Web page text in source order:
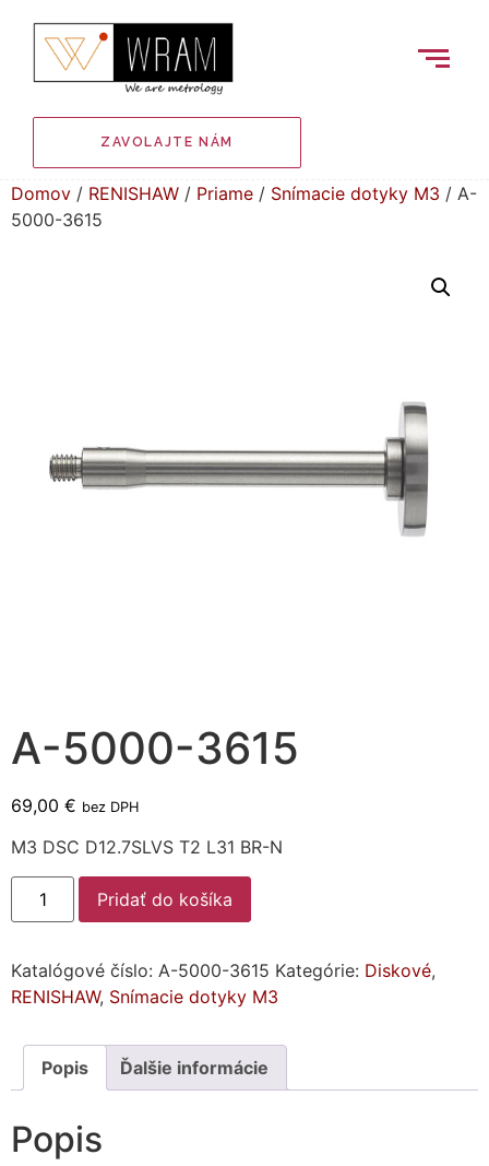
ZAVOLAJTE NÁM
Domov / RENISHAW / Priame / Snímacie dotyky M3 / A-
5000-3615
A-5000-3615
69,00 € bez DPH
M3 DSC D12.7SLVS T2 L31 BR-N
Pridať do košíka
Katalógové číslo: A-5000-3615 Kategórie: Diskové,
RENISHAW, Snímacie dotyky M3
Popis Ďalšie informácie
Popis